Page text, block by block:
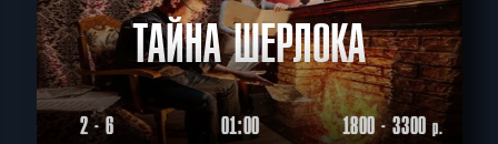
ТАЙНА ШЕРЛОКА
2 - 6 01:00 1800 - 3300р.